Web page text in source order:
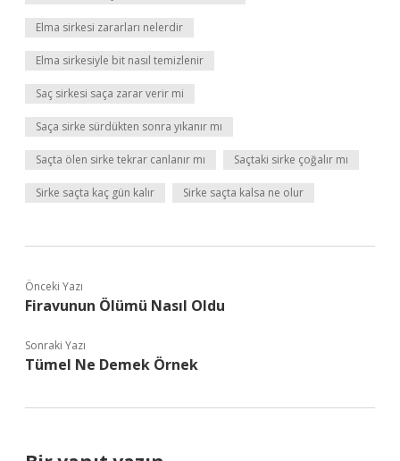
Elma sirkesi zararları nelerdir
Elma sirkesiyle bit nasıl temizlenir
Saç sirkesi saça zarar verir mi
Saça sirke sürdükten sonra yıkanır mı
Saçta ölen sirke tekrar canlanır mı Saçtaki sirke çoğalır mı
Sirke saçta kaç gün kalır Sirke saçta kalsa ne olur
Önceki Yazı
Firavunun Ölümü Nasıl Oldu
Sonraki Yazı
Tümel Ne Demek Örnek